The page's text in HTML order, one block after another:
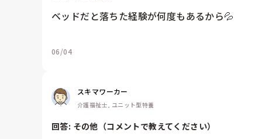
ベッドだと落ちた経験が何度もあるから💦
06/04
スキマワーカー
介護福祉士, ユニット型特養
回答: その他（コメントで教えてください）